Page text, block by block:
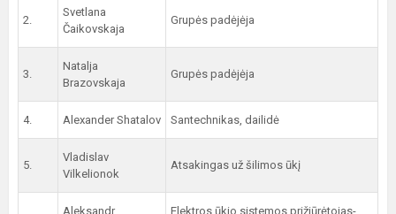
2.
Svetlana
Čaikovskaja
Grupės padėjėja
3.
Natalja
Brazovskaja
Grupės padėjėja
4. Alexander Shatalov Santechnikas, dailidė
5.
Vladislav
Vilkelionok
Atsakingas už šilimos ūkį
Aleksandr
Elektros ūkio sistemos prižiūrėtojas-